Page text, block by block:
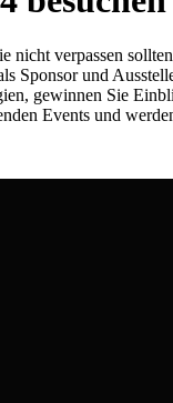
nicht verpassen
Sponsor und
gewinnen Sie
Events und